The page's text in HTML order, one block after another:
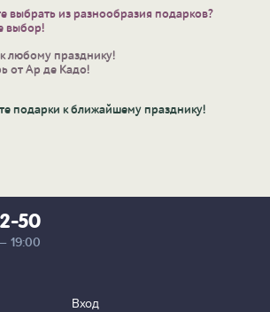
выбрать из разнообразия подарков?
выбор!
любому празднику!
от Ар де Кадо!
подарки к ближайшему празднику!
50
19:00
Вход